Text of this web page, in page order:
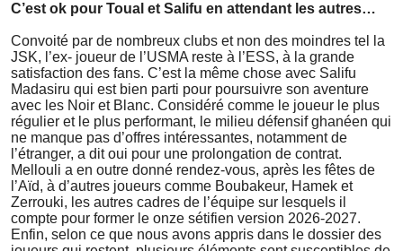
C’est ok pour Toual et Salifu en attendant les autres…
Convoité par de nombreux clubs et non des moindres tel la
JSK, l’ex- joueur de l’USMA reste à l’ESS, à la grande
satisfaction des fans. C’est la même chose avec Salifu
Madasiru qui est bien parti pour poursuivre son aventure
avec les Noir et Blanc. Considéré comme le joueur le plus
régulier et le plus performant, le milieu défensif ghanéen qui
ne manque pas d’offres intéressantes, notamment de
l’étranger, a dit oui pour une prolongation de contrat.
Mellouli a en outre donné rendez-vous, après les fêtes de
l’Aïd, à d’autres joueurs comme Boubakeur, Hamek et
Zerrouki, les autres cadres de l’équipe sur lesquels il
compte pour former le onze sétifien version 2026-2027.
Enfin, selon ce que nous avons appris dans le dossier des